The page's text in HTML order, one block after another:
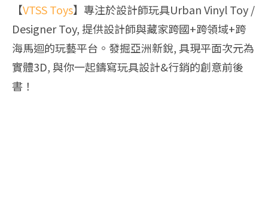
【VTSS Toys】專注於設計師玩具Urban Vinyl Toy /
Designer Toy, 提供設計師與藏家跨國+跨領域+跨
海馬迴的玩藝平台。發掘亞洲新銳, 具現平面次元為
實體3D, 與你一起鑄寫玩具設計&行銷的創意前後
書！